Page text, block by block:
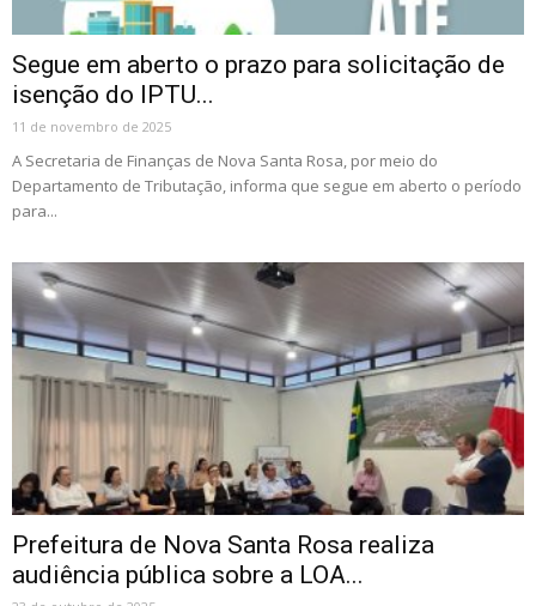
Segue em aberto o prazo para solicitação de
isenção do IPTU...
11 de novembro de 2025
A Secretaria de Finanças de Nova Santa Rosa, por meio do
Departamento de Tributação, informa que segue em aberto o período
para...
Prefeitura de Nova Santa Rosa realiza
audiência pública sobre a LOA...